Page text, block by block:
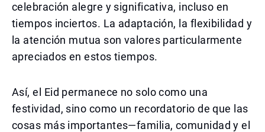
celebración alegre y significativa, incluso en
tiempos inciertos. La adaptación, la flexibilidad y
la atención mutua son valores particularmente
apreciados en estos tiempos.
Así, el Eid permanece no solo como una
festividad, sino como un recordatorio de que las
cosas más importantes—familia, comunidad y el